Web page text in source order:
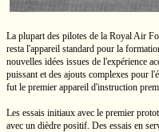
La plupart des pilotes de la Royal Air
resta l'appareil standard pour la
nouvelles idées issues de l'expérience
puissant et des ajouts complexes pour
fut le premier appareil d'instruction
Les essais initiaux avec le premier
avec un dièdre positif. Des essais en